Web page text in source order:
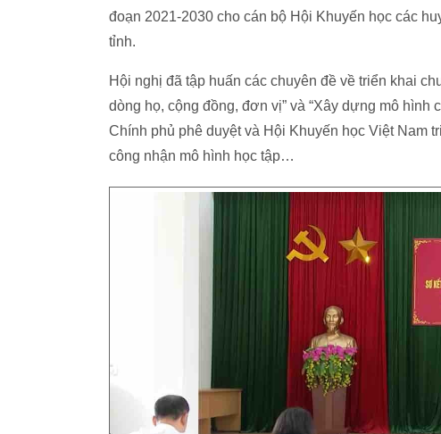
đoạn 2021-2030 cho cán bộ Hội Khuyến học các
tỉnh.
Hội nghị đã tập huấn các chuyên đề về triển khai
dòng họ, cộng đồng, đơn vị” và “Xây dựng mô
Chính phủ phê duyệt và Hội Khuyến học Việt Nam
công nhận mô hình học tập…